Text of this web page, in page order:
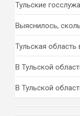
Тульские
Выяснилось,
Тульская
В Тульской
В Тульской